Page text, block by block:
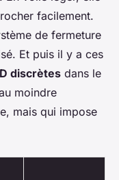
facilement.
de fermeture
Et puis il y a ces
discrètes dans le
moindre
mais qui impose